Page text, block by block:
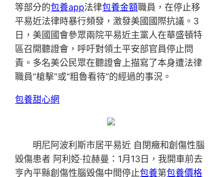
等部分的包養app法律包養金額職員，在停止移
平易近法律時暴行頻發，激發美國國際抗議。3
日，美國國會參眾兩院平易近主黨人在華盛頓特
區召開聽證會，呼吁對領土平安部官員停止問
責。多名美公民眾在聽證會上描寫了本身遭法律
職員“槍擊”或“粗魯看待”的經過的事況。
包養甜心網
明尼阿波利斯市居平易近 自閉癥和創傷性腦
毀傷患者 阿利婭·拉赫曼：1月13日，我開車前去
亨內平縣創傷性腦毀傷中間停止包養第包養價格